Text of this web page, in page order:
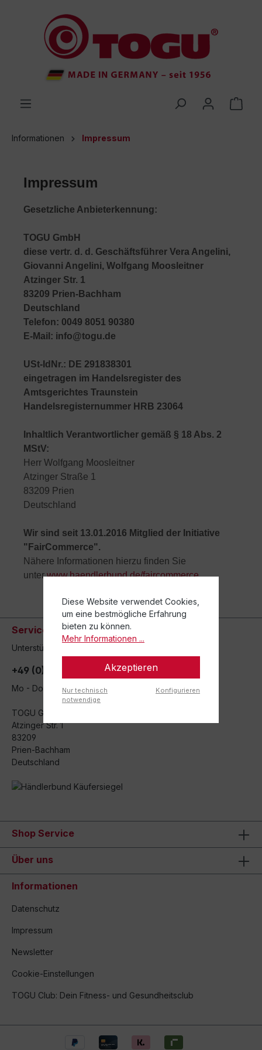
springen
Informationen Impressum
Impressum
Gesetzliche Anbieterkennung:
TOGU GmbH
diese vertr. d. d. Geschäftsführer Vera Angelini,
Giovanni Angelini, Wolfgang Moosleitner
Atzinger Str. 1
83209 Prien-Bachham
Deutschland
Telefon: 0049 8051 90380
E-Mail: info@togu.de
USt-IdNr.: DE 291838301
eingetragen im Handelsregister des
Amtsgerichtes Traunstein
Handelsregisternummer HRB 23064
Inhaltlich Verantwortlicher gemäß § 18 Abs. 2
MStV:
Herr Wolfgang Moosleitner
Atzinger Straße 1
83209 Prien
Deutschland
Wir sind seit 13.01.2016 Mitglied der Initiative
"FairCommerce".
Nähere Informationen hierzu finden Sie
unter www.haendlerbund.de/faircommerce.
Service-Hotline
Unterstützung und Beratung unter:
+49 (0)8051 - 9038-0
Mo - Do 08:00 - 16:30 / Fr 08:00 - 12:00 Uhr
TOGU GmbH
Atzinger Str. 1
83209
Prien-Bachham
Deutschland
Shop Service
Über uns
Informationen
Datenschutz
Impressum
Newsletter
Cookie-Einstellungen
TOGU Club: Dein Fitness- und Gesundheitsclub
Diese Website verwendet Cookies,
um eine bestmögliche Erfahrung
bieten zu können.
Mehr Informationen ...
Akzeptieren
Nur technisch
notwendige
Konfigurieren